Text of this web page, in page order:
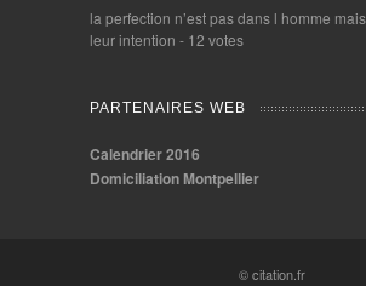
la perfection n’est pas dans l homme
leur intention - 12 votes
PARTENAIRES WEB
Calendrier 2016
Domiciliation Montpellier
© citation.fr